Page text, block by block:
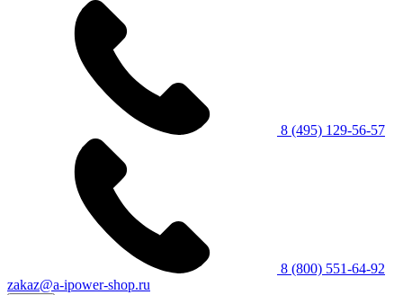
8 (495) 129-56-57
8 (800) 551-64-92
zakaz@a-ipower-shop.ru